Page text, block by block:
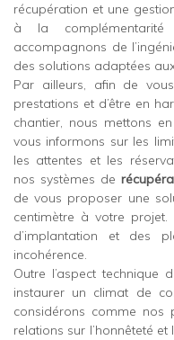
récupération et une
à la
accompagnons de
des solutions adaptées
Par ailleurs, afin de
prestations et d’être en
chantier, nous mettons
vous informons sur les
les attentes et les
nos systèmes de
de vous proposer une
centimètre à votre
d’implantation et des
incohérence.
Outre l’aspect technique
instaurer un climat de
considérons comme nos
relations sur l’honnêteté